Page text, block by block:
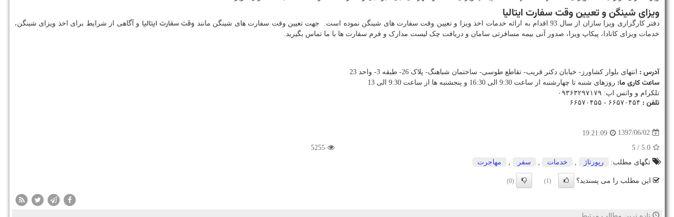
ویزای شینگن و تعیین وقت سفارت ایتالیا
دفتر کارگزاری ویزا سازان از سال 93 اقدام به ارائه خدمات اخذ ویزا و تعیین وقت سفارت های شینگن نموده است. جهت تعیین وقت سفارت های شینگن مانند وقت سفارت ایتالیا و آگاهی از شرایط برای اخذ ویزای شینگن،
خدمات ویزای کانادا، پیکاپ ویزا، صدور آنی بیمه مسافرتی سامان و دریافت چک لیست مدارک و فرم سفارت ها با ما تماس بگیرید.
آدرس : انتهای بلوار کشاورز- خیابان دکتر قریب- تقاطع طوسی- ساختمان شباهنگ- پلاک 26- طبقه 3- واحد 23
ساعت کاری ما: روزهای شنبه تا چهارشنبه از ساعت 9:30 الی 16:30 و پنجشنبه ها از ساعت 9:30 الی 13
تلکرام و واتس اپ: ۰۹۳۶۳۲۹۷۱۷۹
تلفن :
1397/06/02
19:21:09
5.0
/ 5
5255
تگهای مطلب:
رپورتاژ , خدمات , سفر , مهاجرت
این مطلب را می پسندید؟ (1)
(0)